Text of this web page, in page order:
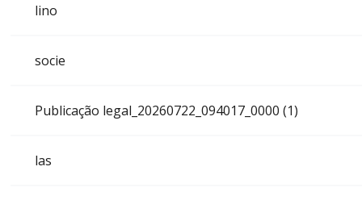
lino
socie
Publicação legal_20260722_094017_0000 (1)
las